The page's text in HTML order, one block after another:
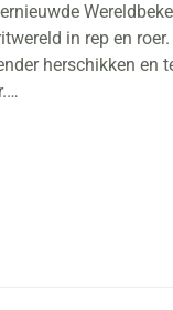
in rep en roer.
herschikken en